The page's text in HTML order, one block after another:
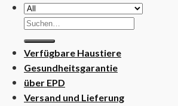
Suchen
nach:
Verfügbare Haustiere
Gesundheitsgarantie
über EPD
Versand und Lieferung